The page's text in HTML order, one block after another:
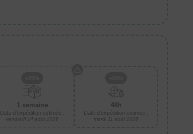
1 semaine
Date d'expédition estimée :
vendredi 14 août 2026
48h
Date d'expédition estimée :
mardi 11 août 2026